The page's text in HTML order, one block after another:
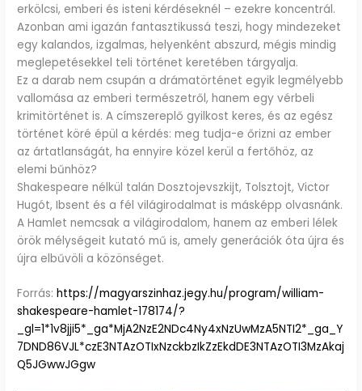
erkölcsi, emberi és isteni kérdéseknél – ezekre koncentrál.
Azonban ami igazán fantasztikussá teszi, hogy mindezeket
egy kalandos, izgalmas, helyenként abszurd, mégis mindig
meglepetésekkel teli történet keretében tárgyalja.
Ez a darab nem csupán a drámatörténet egyik legmélyebb
vallomása az emberi természetről, hanem egy vérbeli
krimitörténet is. A címszereplő gyilkost keres, és az egész
történet köré épül a kérdés: meg tudja-e őrizni az ember
az ártatlanságát, ha ennyire közel kerül a fertőhöz, az
elemi bűnhöz?
Shakespeare nélkül talán Dosztojevszkijt, Tolsztojt, Victor
Hugót, Ibsent és a fél világirodalmat is másképp olvasnánk.
A Hamlet nemcsak a világirodalom, hanem az emberi lélek
örök mélységeit kutató mű is, amely generációk óta újra és
újra elbűvöli a közönséget.
Forrás:https://magyarszinhaz.jegy.hu/program/william-
shakespeare-hamlet-178174/?
_gl=1*1v8jji5*_ga*MjA2NzE2NDc4Ny4xNzUwMzA5NTI2*_ga_Y
7DND86VJL*czE3NTAzOTIxNzckbzIkZzEkdDE3NTAzOTI3MzAkaj
Q5JGwwJGgw